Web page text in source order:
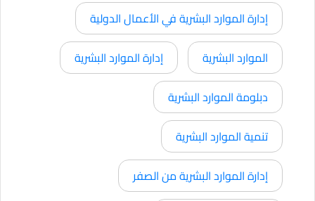
إدارة الموارد البشرية في الأعمال الدولية
الموارد البشرية
إدارة الموارد البشرية
دبلومة الموارد البشرية
تنمية الموارد البشرية
إدارة الموارد البشرية من الصفر